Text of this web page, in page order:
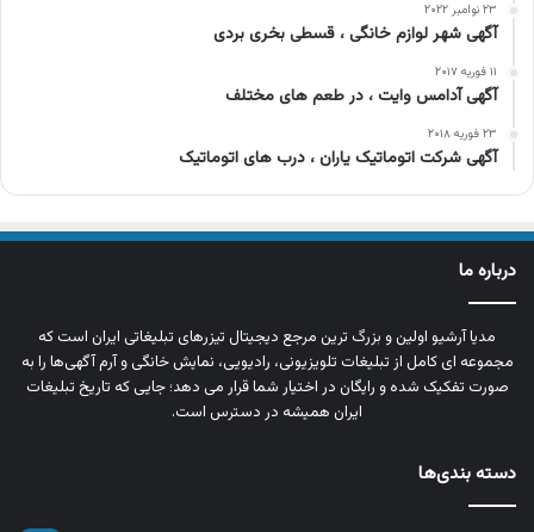
۲۳ نوامبر ۲۰۲۲
آگهی شهر لوازم خانگی ، قسطی بخری بردی
۱۱ فوریه ۲۰۱۷
آگهی آدامس وایت ، در طعم های مختلف
۲۳ فوریه ۲۰۱۸
آگهی شرکت اتوماتیک یاران ، درب های اتوماتیک
درباره ما
مدیا آرشیو اولین و بزرگ‌ ترین مرجع دیجیتال تیزرهای تبلیغاتی ایران است که
مجموعه‌ ای کامل از تبلیغات تلویزیونی، رادیویی، نمایش خانگی و آرم‌ آگهی‌ها را به‌
صورت تفکیک‌ شده و رایگان در اختیار شما قرار می‌ دهد؛ جایی که تاریخ تبلیغات
ایران همیشه در دسترس است.
دسته بندی‌ها